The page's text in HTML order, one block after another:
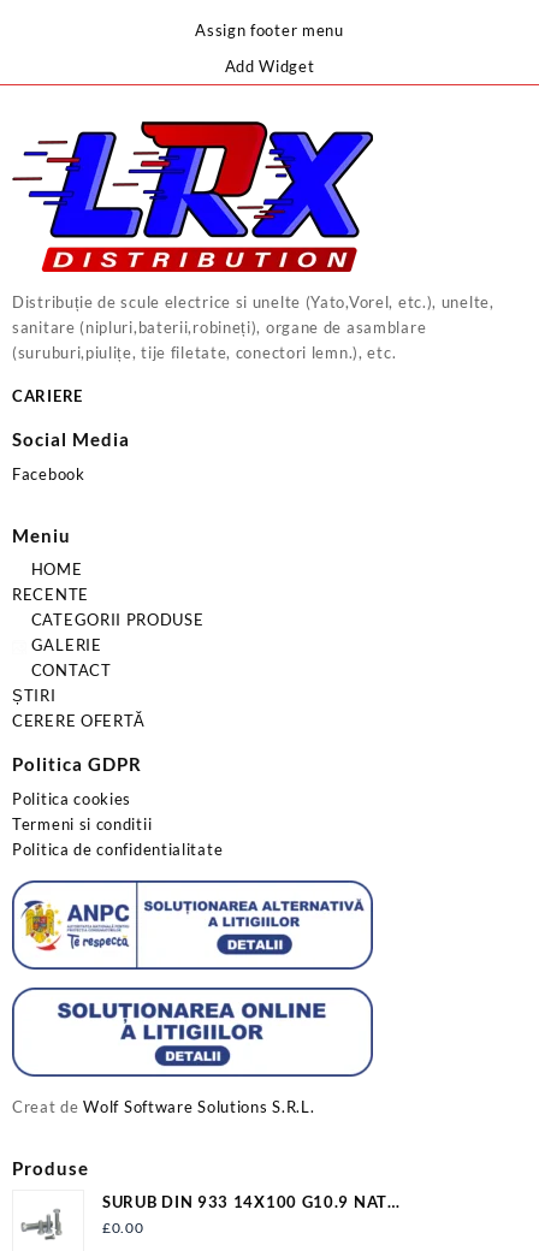
Assign footer menu
Add Widget
Distribuție de scule electrice si unelte (Yato,Vorel, etc.), unelte,
sanitare (nipluri,baterii,robineți), organe de asamblare
(suruburi,piulițe, tije filetate, conectori lemn.), etc.
CARIERE
Social Media
Facebook
Meniu
HOME
RECENTE
CATEGORII PRODUSE
GALERIE
CONTACT
ȘTIRI
CERERE OFERTĂ
Politica GDPR
Politica cookies
Termeni si conditii
Politica de confidentialitate
Creat deWolf Software Solutions S.R.L.
Produse
SURUB DIN 933 14X100 G10.9 NAT
S933M14X100G10.9
£0.00